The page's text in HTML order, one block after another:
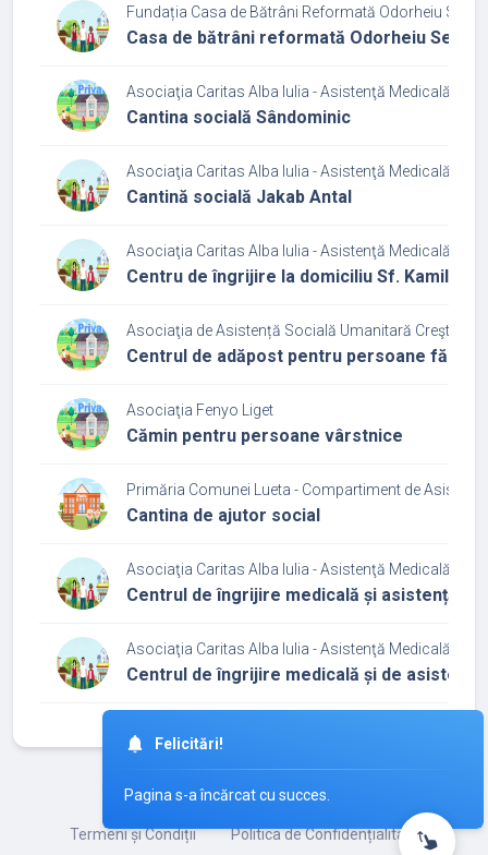
Fundația Casa de Bătrâni Reformată Odorheiu
Casa de bătrâni reformată Odorheiu
Asociaţia Caritas Alba Iulia - Asistenţă Medicală şi
Cantina socială Sândominic
Asociaţia Caritas Alba Iulia - Asistenţă Medicală şi
Cantină socială Jakab Antal
Asociaţia Caritas Alba Iulia - Asistenţă Medicală şi
Centru de îngrijire la domiciliu Sf. Kamill
Asociaţia de Asistență Socială Umanitară Creştină
Centrul de adăpost pentru persoane fără
Asociaţia Fenyo Liget
Cămin pentru persoane vârstnice
Primăria Comunei Lueta - Compartiment de
Cantina de ajutor social
Asociaţia Caritas Alba Iulia - Asistenţă Medicală şi
Centrul de îngrijire medicală și asistență
Asociaţia Caritas Alba Iulia - Asistenţă Medicală şi
Centrul de îngrijire medicală și de asistență
Termeni și Condiții Politica de Confidențialitateswipe_up